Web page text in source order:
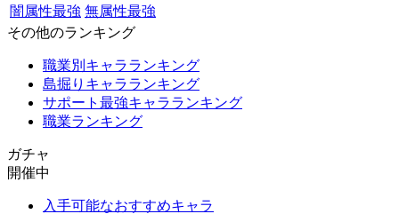
闇属性最強 無属性最強
その他のランキング
職業別キャラランキング
島掘りキャラランキング
サポート最強キャラランキング
職業ランキング
ガチャ
開催中
入手可能なおすすめキャラ